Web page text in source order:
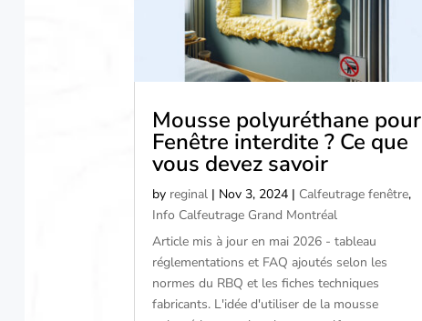
Mousse polyuréthane pour
Fenêtre interdite ? Ce que
vous devez savoir
by reginal | Nov 3, 2024 | Calfeutrage fenêtre,
Info Calfeutrage Grand Montréal
Article mis à jour en mai 2026 - tableau
réglementations et FAQ ajoutés selon les
normes du RBQ et les fiches techniques
fabricants. L'idée d'utiliser de la mousse